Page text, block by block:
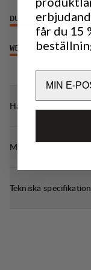
ryggsäcken
Invändig
nyckelkrok
DURABILITY 6 /6
WEIGHT 3/6
Hållbarhetsegenskaper
Material
Tekniska
får du 15